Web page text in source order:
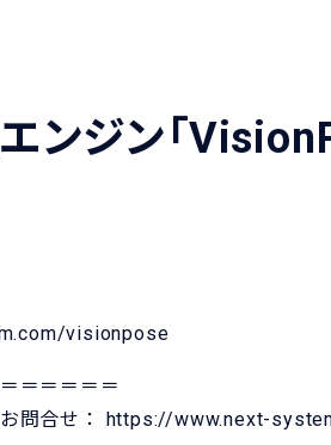
ンジン「
visionpose
＝＝＝＝＝
問合せ： https://www.next-